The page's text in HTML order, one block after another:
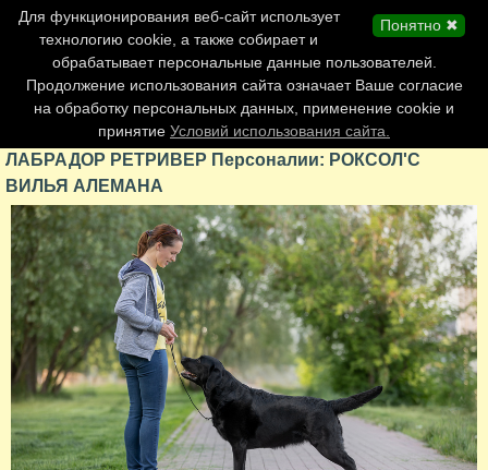
Главная страница
Обновления сайта
Контакты
Персоналии
Форум
ЛАБРАДОР РЕТРИВЕР Персоналии: РОКСОЛ'С
ВИЛЬЯ АЛЕМАНА
Понятно ✖
Для функционирования веб-сайт использует
технологию cookie, а также собирает и
обрабатывает персональные данные пользователей.
Продолжение использования сайта означает Ваше согласие
на обработку персональных данных, применение cookie и
принятие Условий использования сайта.